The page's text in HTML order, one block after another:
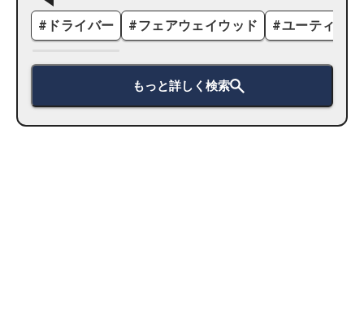
# ドライバー #フェアウェイウッド #ユーティリ
もっと詳しく検索